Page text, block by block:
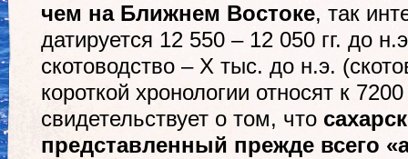
чем на Ближнем Востоке, так
датируется 12 550 – 12 050 гг. до
скотоводство – Х тыс. до н.э.
короткой хронологии относят к
свидетельствует о том, что
представленный прежде всего